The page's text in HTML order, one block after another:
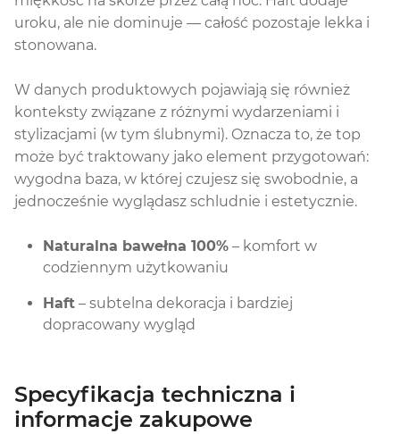
uroku, ale nie dominuje — całość pozostaje lekka i
stonowana.
W danych produktowych pojawiają się również
konteksty związane z różnymi wydarzeniami i
stylizacjami (w tym ślubnymi). Oznacza to, że top
może być traktowany jako element przygotowań:
wygodna baza, w której czujesz się swobodnie, a
jednocześnie wyglądasz schludnie i estetycznie.
Naturalna bawełna 100% – komfort w
codziennym użytkowaniu
Haft – subtelna dekoracja i bardziej
dopracowany wygląd
Specyfikacja techniczna i
informacje zakupowe